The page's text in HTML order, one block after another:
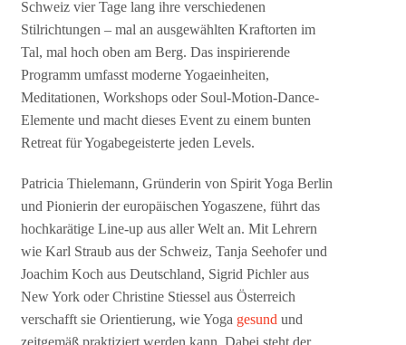
Schweiz vier Tage lang ihre verschiedenen
Stilrichtungen – mal an ausgewählten Kraftorten im
Tal, mal hoch oben am Berg. Das inspirierende
Programm umfasst moderne Yogaeinheiten,
Meditationen, Workshops oder Soul-Motion-Dance-
Elemente und macht dieses Event zu einem bunten
Retreat für Yogabegeisterte jeden Levels.
Patricia Thielemann, Gründerin von Spirit Yoga Berlin
und Pionierin der europäischen Yogaszene, führt das
hochkarätige Line-up aus aller Welt an. Mit Lehrern
wie Karl Straub aus der Schweiz, Tanja Seehofer und
Joachim Koch aus Deutschland, Sigrid Pichler aus
New York oder Christine Stiessel aus Österreich
verschafft sie Orientierung, wie Yoga gesund und
zeitgemäß praktiziert werden kann. Dabei steht der